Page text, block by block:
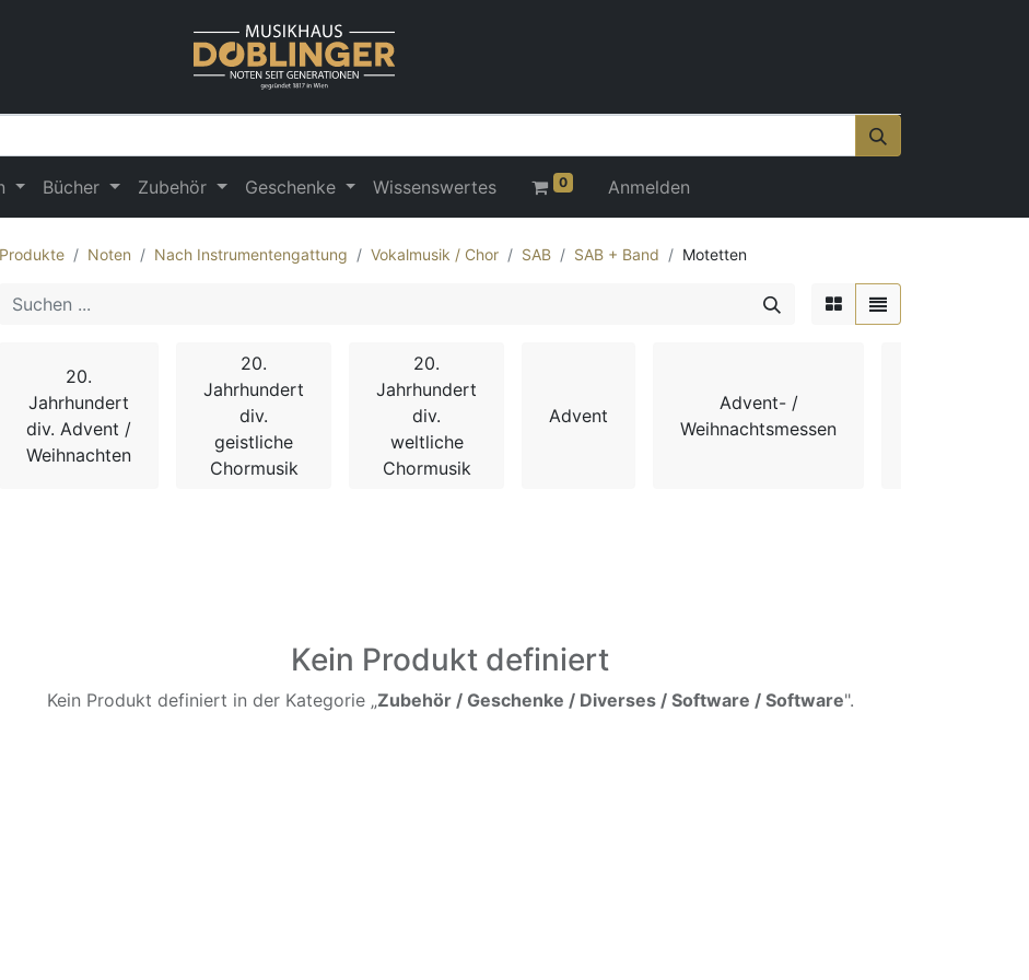
Bücher Zubehör Geschenke Wissenswertes 0 Anmelden
Produkte Noten Nach Instrumentengattung Vokalmusik / Chor SAB SAB + Band Motetten
20.
Jahrhundert
div. Advent /
Weihnachten
20.
Jahrhundert
div.
geistliche
Chormusik
20.
Jahrhundert
div.
weltliche
Chormusik
Advent
Advent- /
Weihnachtsmessen
Kein Produkt definiert
Kein Produkt definiert in der Kategorie „Zubehör / Geschenke / Diverses / Software / Software".